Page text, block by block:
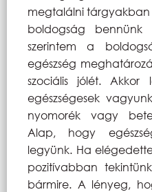
megtalálni
boldogság bennünk
szerintem a
egészség
szociális jólét. Akkor
egészségesek
nyomorék vagy
Alap, hogy
legyünk. Ha
pozitívabban
bármire. A lényeg,